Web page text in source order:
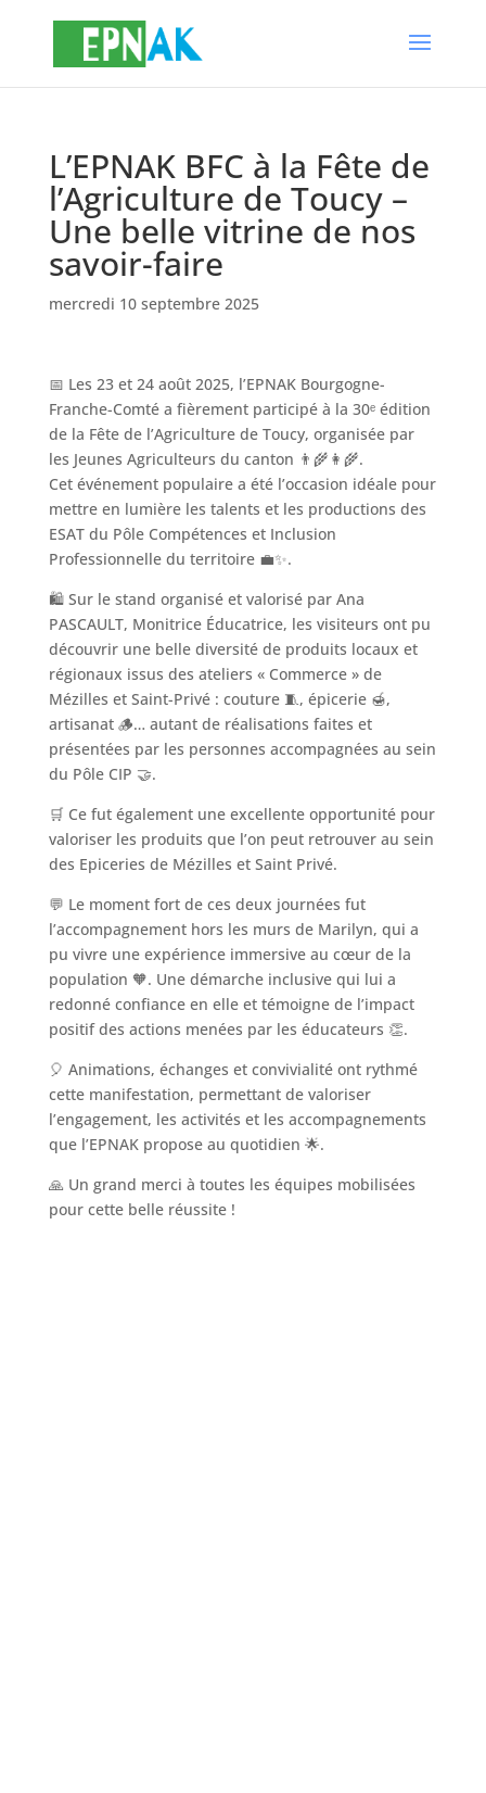
L’EPNAK BFC à la Fête de
l’Agriculture de Toucy –
Une belle vitrine de nos
savoir-faire
mercredi 10 septembre 2025
📅 Les 23 et 24 août 2025, l’EPNAK Bourgogne-
Franche-Comté a fièrement participé à la 30ᵉ édition
de la Fête de l’Agriculture de Toucy, organisée par
les Jeunes Agriculteurs du canton 👨‍🌾👩‍🌾.
Cet événement populaire a été l’occasion idéale pour
mettre en lumière les talents et les productions des
ESAT du Pôle Compétences et Inclusion
Professionnelle du territoire 💼✨.
🛍️ Sur le stand organisé et valorisé par Ana
PASCAULT, Monitrice Éducatrice, les visiteurs ont pu
découvrir une belle diversité de produits locaux et
régionaux issus des ateliers « Commerce » de
Mézilles et Saint-Privé : couture 🧵, épicerie 🍯,
artisanat 🪵… autant de réalisations faites et
présentées par les personnes accompagnées au sein
du Pôle CIP 🤝.
🛒 Ce fut également une excellente opportunité pour
valoriser les produits que l’on peut retrouver au sein
des Epiceries de Mézilles et Saint Privé.
💬 Le moment fort de ces deux journées fut
l’accompagnement hors les murs de Marilyn, qui a
pu vivre une expérience immersive au cœur de la
population 🧡. Une démarche inclusive qui lui a
redonné confiance en elle et témoigne de l’impact
positif des actions menées par les éducateurs 👏.
🎈 Animations, échanges et convivialité ont rythmé
cette manifestation, permettant de valoriser
l’engagement, les activités et les accompagnements
que l’EPNAK propose au quotidien 🌟.
🙏 Un grand merci à toutes les équipes mobilisées
pour cette belle réussite !